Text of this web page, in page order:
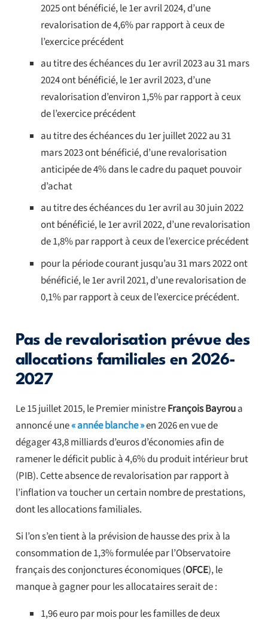
2025 ont bénéficié, le 1er avril 2024, d’une
revalorisation de 4,6% par rapport à ceux de
l’exercice précédent
au titre des échéances du 1er avril 2023 au 31 mars
2024 ont bénéficié, le 1er avril 2023, d’une
revalorisation d’environ 1,5% par rapport à ceux
de l’exercice précédent
au titre des échéances du 1er juillet 2022 au 31
mars 2023 ont bénéficié, d’une revalorisation
anticipée de 4% dans le cadre du paquet pouvoir
d’achat
au titre des échéances du 1er avril au 30 juin 2022
ont bénéficié, le 1er avril 2022, d’une revalorisation
de 1,8% par rapport à ceux de l’exercice précédent
pour la période courant jusqu’au 31 mars 2022 ont
bénéficié, le 1er avril 2021, d’une revalorisation de
0,1% par rapport à ceux de l’exercice précédent.
Pas de revalorisation prévue des
allocations familiales en 2026-
2027
Le 15 juillet 2015, le Premier ministreFrançois Bayroua
annoncé une« année blanche »en 2026 en vue de
dégager 43,8 milliards d’euros d’économies afin de
ramener le déficit public à 4,6% du produit intérieur brut
(PIB). Cette absence de revalorisation par rapport à
l’inflation va toucher un certain nombre de prestations,
dont les allocations familiales.
Si l’on s’en tient à la prévision de hausse des prix à la
consommation de 1,3% formulée par l’Observatoire
français des conjonctures économiques (OFCE), le
manque à gagner pour les allocataires serait de :
1,96 euro par mois pour les familles de deux